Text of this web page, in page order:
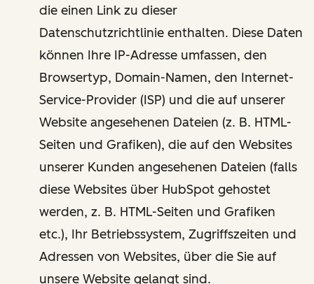
die einen Link zu dieser
Datenschutzrichtlinie enthalten. Diese Daten
können Ihre IP-Adresse umfassen, den
Browsertyp, Domain-Namen, den Internet-
Service-Provider (ISP) und die auf unserer
Website angesehenen Dateien (z. B. HTML-
Seiten und Grafiken), die auf den Websites
unserer Kunden angesehenen Dateien (falls
diese Websites über HubSpot gehostet
werden, z. B. HTML-Seiten und Grafiken
etc.), Ihr Betriebssystem, Zugriffszeiten und
Adressen von Websites, über die Sie auf
unsere Website gelangt sind.